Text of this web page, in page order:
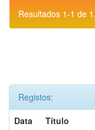
Resultados 1-1 de 1.
Registos:
Data
Título